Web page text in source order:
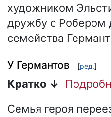
художником
дружбу с Робером
семейства
У Германтов [ред.]
Кратко ↓
Семья героя